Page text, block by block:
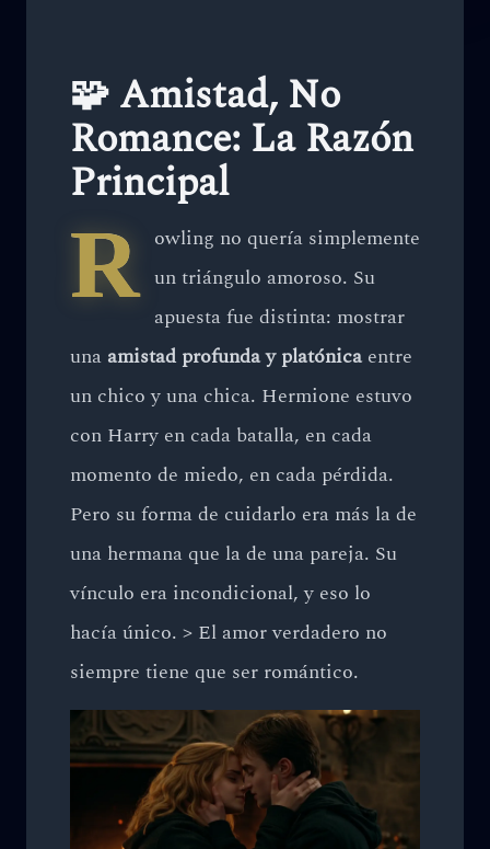
🧩 Amistad, No
Romance: La Razón
Principal
R owling no quería simplemente
un triángulo amoroso. Su
apuesta fue distinta: mostrar
una amistad profunda y platónicaentre
un chico y una chica. Hermione estuvo
con Harry en cada batalla, en cada
momento de miedo, en cada pérdida.
Pero su forma de cuidarlo era más la de
una hermana que la de una pareja. Su
vínculo era incondicional, y eso lo
hacía único. > El amor verdadero no
siempre tiene que ser romántico.